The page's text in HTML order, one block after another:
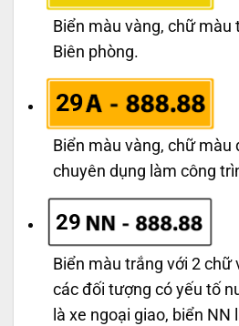
Biển màu vàng, chữ màu
Biên phòng.
29
Biển màu vàng, chữ màu
chuyên dụng làm công
29
Biển màu trắng với 2 chữ
các đối tượng có yếu tố
là xe ngoại giao, biển NN